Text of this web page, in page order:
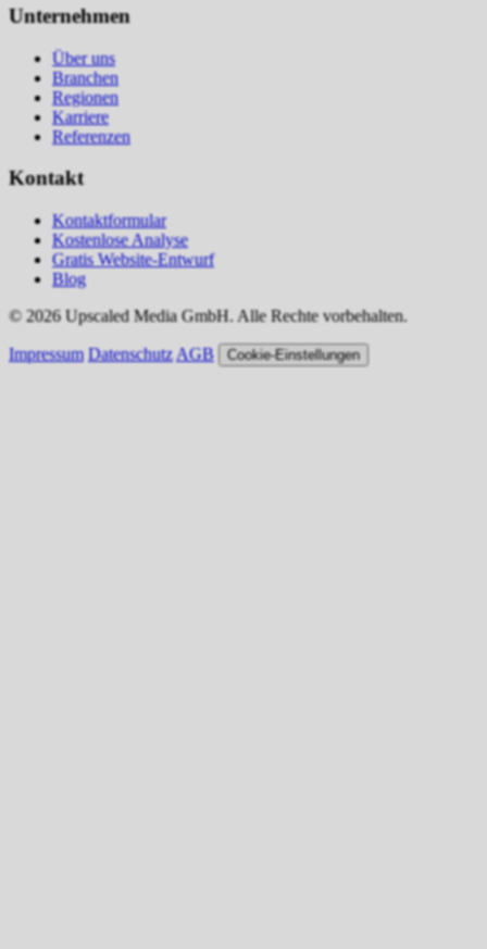
Unternehmen
Über uns
Branchen
Regionen
Karriere
Referenzen
Kontakt
Kontaktformular
Kostenlose Analyse
Gratis Website-Entwurf
Blog
© 2026 Upscaled Media GmbH. Alle Rechte vorbehalten.
Impressum DatenschutzAGB Cookie-Einstellungen